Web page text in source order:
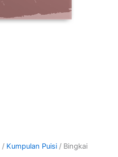
/ Kumpulan Puisi / Bingkai